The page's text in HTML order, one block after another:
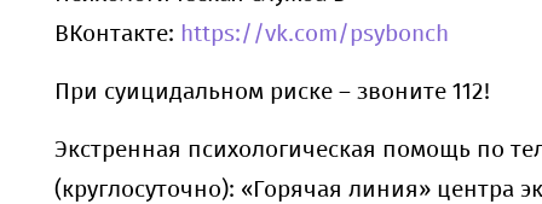
ВКонтакте: https://vk.com/psybonch
При суицидальном риске – звоните 112!
Экстренная психологическая помощь по
(круглосуточно): «Горячая линия» центра